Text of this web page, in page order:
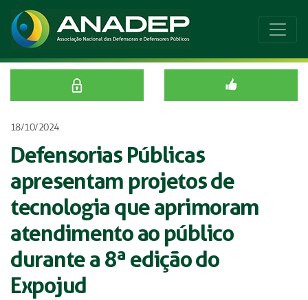
18/10/2024
Defensorias Públicas
apresentam projetos de
tecnologia que aprimoram
atendimento ao público
durante a 8ª edição do
Expojud